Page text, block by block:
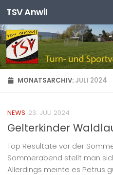
Zum Inhalt springen
TSV Anwil
MONATSARCHIV: JULI 2024
NEWS 23. JULI 2024
Gelterkinder
Top Resultate vor der
Sommerabend stellt man
Allerdings meinte es Petrus